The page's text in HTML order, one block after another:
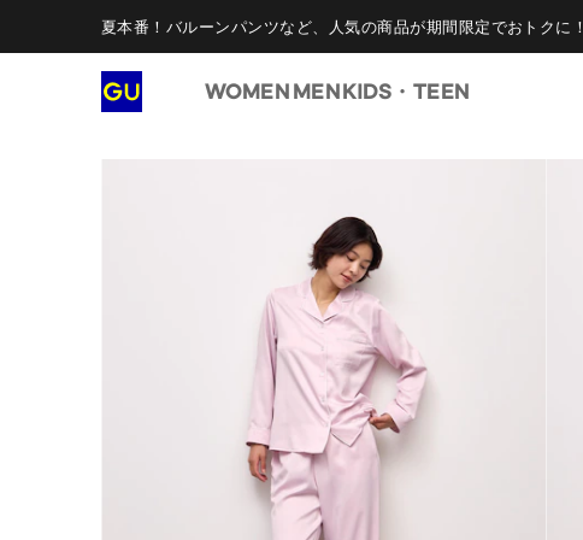
夏本番！バルーンパンツなど、人気の商品が期間限定でおトクに！
WOMEN MENKIDS・TEEN